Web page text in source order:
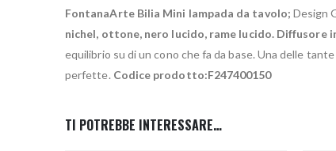
FontanaArte Bilia Mini lampada da tavolo; Design
nichel, ottone, nero lucido, rame lucido.
equilibrio su di un cono che fa da base. Una delle
perfette. Codice prodotto:F247400150
TI POTREBBE INTERESSARE…